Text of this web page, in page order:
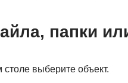
папки
выберите объект.